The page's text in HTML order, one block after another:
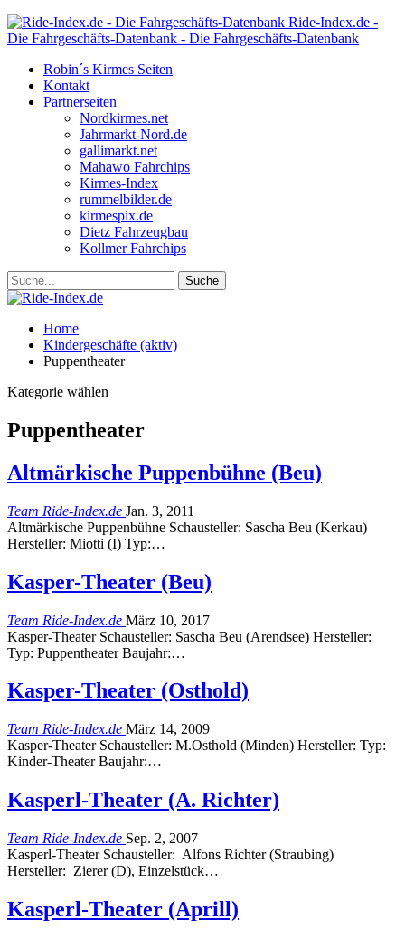
Ride-Index.de -
Die Fahrgeschäfts-Datenbank - Die Fahrgeschäfts-Datenbank
Robin´s Kirmes Seiten
Kontakt
Partnerseiten
Nordkirmes.net
Jahrmarkt-Nord.de
gallimarkt.net
Mahawo Fahrchips
Kirmes-Index
rummelbilder.de
kirmespix.de
Dietz Fahrzeugbau
Kollmer Fahrchips
Home
Kindergeschäfte (aktiv)
Puppentheater
Kategorie wählen
Puppentheater
Altmärkische Puppenbühne (Beu)
Team Ride-Index.de Jan. 3, 2011
Altmärkische Puppenbühne Schausteller: Sascha Beu (Kerkau)
Hersteller: Miotti (I) Typ:…
Kasper-Theater (Beu)
Team Ride-Index.de März 10, 2017
Kasper-Theater Schausteller: Sascha Beu (Arendsee) Hersteller:
Typ: Puppentheater Baujahr:…
Kasper-Theater (Osthold)
Team Ride-Index.de März 14, 2009
Kasper-Theater Schausteller: M.Osthold (Minden) Hersteller: Typ:
Kinder-Theater Baujahr:…
Kasperl-Theater (A. Richter)
Team Ride-Index.de Sep. 2, 2007
Kasperl-Theater Schausteller: Alfons Richter (Straubing)
Hersteller: Zierer (D), Einzelstück…
Kasperl-Theater (Aprill)